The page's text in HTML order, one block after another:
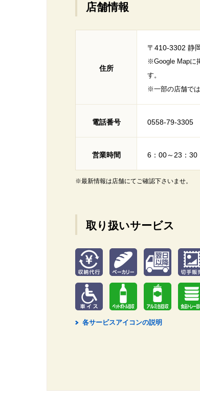
店舗情報
住所
〒410-3302 静
※Google Mapに
す。
※一部の店舗で
電話番号 0558-79-3305
営業時間 6：00～23：30
※最新情報は店舗にてご確認下さいませ。
取り扱いサービス
2 各サービスアイコンの説明